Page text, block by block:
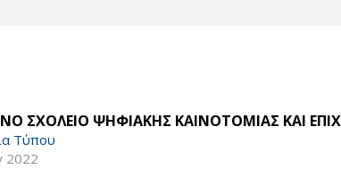
ΣΧΟΛΕΙΟ ΨΗΦΙΑΚΗΣ ΚΑΙΝΟΤΟΜΙΑΣ ΚΑΙ
Τύπου
2022